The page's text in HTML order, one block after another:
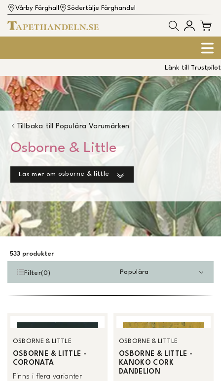
Vårby Färghall Södertälje Färghandel
Länk till Trustpilot
Tillbaka till Populära Varumärken
Osborne & Little
Läs mer om osborne & little
533 produkter
Filter(0) Populära
OSBORNE & LITTLE
OSBORNE & LITTLE -
CORONATA
Finns i flera varianter
OSBORNE & LITTLE
OSBORNE & LITTLE -
KANOKO CORK
DANDELION